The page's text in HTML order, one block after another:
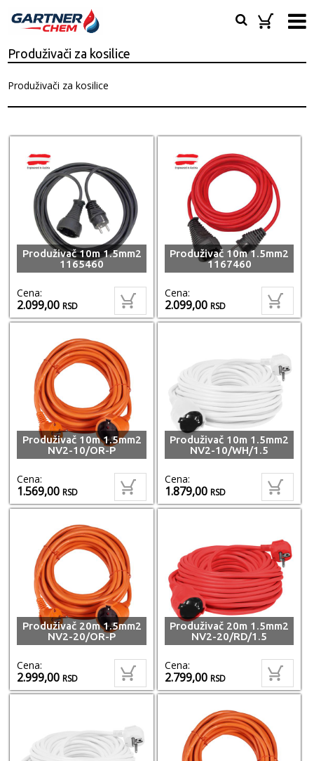
Produživači za kosilice
Produživači za kosilice
Produživač 10m 1.5mm2
1165460
Cena:
2.099,00RSD
Produživač 10m 1.5mm2
1167460
Cena:
2.099,00RSD
Produživač 10m 1.5mm2
NV2-10/OR-P
Cena:
1.569,00RSD
Produživač 10m 1.5mm2
NV2-10/WH/1.5
Cena:
1.879,00RSD
Produživač 20m 1.5mm2
NV2-20/OR-P
Cena:
2.999,00RSD
Produživač 20m 1.5mm2
NV2-20/RD/1.5
Cena:
2.799,00RSD